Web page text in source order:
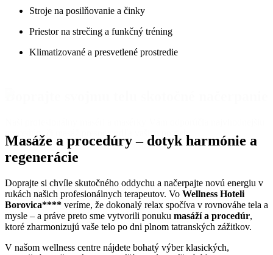
Stroje na posilňovanie a činky
Priestor na strečing a funkčný tréning
Klimatizované a presvetlené prostredie
procedúru či masáž presne podľa vašich potrieb.
Masáže a procedúry – dotyk harmónie a
regenerácie
Doprajte si chvíle skutočného oddychu a načerpajte novú energiu v
rukách našich profesionálnych terapeutov. Vo Wellness Hoteli
Borovica**** veríme, že dokonalý relax spočíva v rovnováhe tela a
mysle – a práve preto sme vytvorili ponuku masáží a procedúr,
ktoré zharmonizujú vaše telo po dni plnom tatranských zážitkov.
V našom wellness centre nájdete bohatý výber klasických,